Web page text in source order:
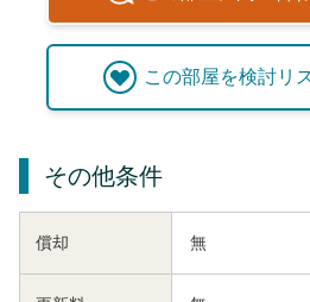
この部屋を検討リ
その他条件
償却 無